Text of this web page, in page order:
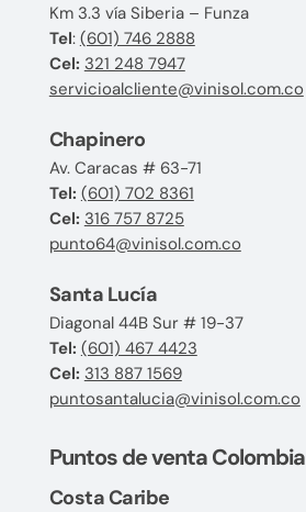
Km 3.3 vía Siberia – Funza
Tel: (601) 746 2888
Cel: 321 248 7947
servicioalcliente@vinisol.com.co
Chapinero
Av. Caracas # 63-71
Tel: (601) 702 8361
Cel: 316 757 8725
punto64@vinisol.com.co
Santa Lucía
Diagonal 44B Sur # 19-37
Tel: (601) 467 4423
Cel: 313 887 1569
puntosantalucia@vinisol.com.co
Puntos de venta Colombia
Costa Caribe